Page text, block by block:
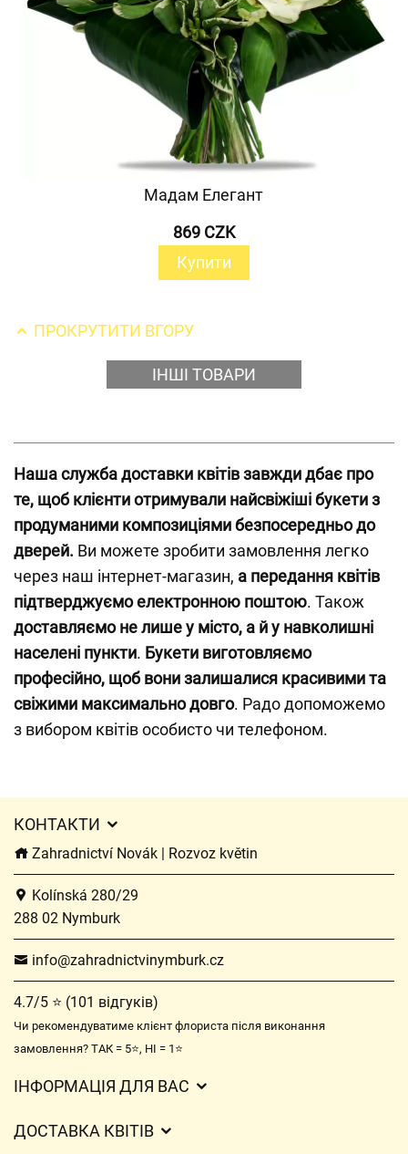
Мадам Елегант
869 CZK
Купити
ПРОКРУТИТИ ВГОРУ
ІНШІ ТОВАРИ
Наша служба доставки квітів завжди дбає про
те, щоб клієнти отримували найсвіжіші букети з
продуманими композиціями безпосередньо до
дверей. Ви можете зробити замовлення легко
через наш інтернет-магазин, а передання квітів
підтверджуємо електронною поштою. Також
доставляємо не лише у місто, а й у навколишні
населені пункти. Букети виготовляємо
професійно, щоб вони залишалися красивими та
свіжими максимально довго. Радо допоможемо
з вибором квітів особисто чи телефоном.
КОНТАКТИ
Zahradnictví Novák | Rozvoz květin
Kolínská 280/29
288 02 Nymburk
info@zahradnictvinymburk.cz
4.7/5 ⭐ (101 відгуків)
Чи рекомендуватиме клієнт флориста після виконання
замовлення? ТАК = 5⭐, НІ = 1⭐
ІНФОРМАЦІЯ ДЛЯ ВАС
Захист персональних даних
ДОСТАВКА КВІТІВ